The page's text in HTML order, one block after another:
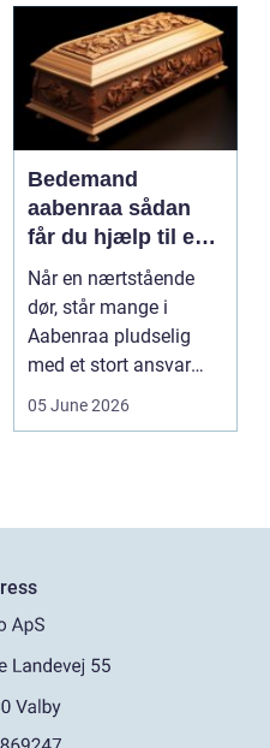
Bedemand
aabenraa sådan
får du hjælp til en
værdig afsked
Når en nærtstående
dør, står mange i
Aabenraa pludselig
med et stort ansvar
05 June 2026